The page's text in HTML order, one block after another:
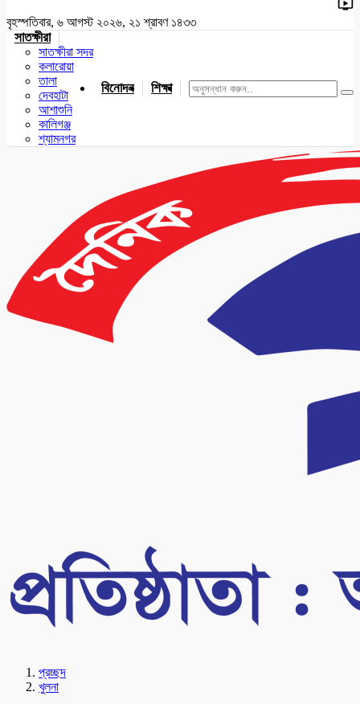
বৃহস্পতিবার, ৬ আগস্ট ২০২৬, ২১ শ্রাবণ ১৪৩৩
সাতক্ষীরা
সাতক্ষীরা সদর
কলারোয়া
তালা
দেবহাটা
আশাশুনি
কালিগঞ্জ
শ্যামনগর
বিনোদন শিক্ষা খেলাধুলা জাতীয় যশোর
প্রচ্ছদ
খুলনা